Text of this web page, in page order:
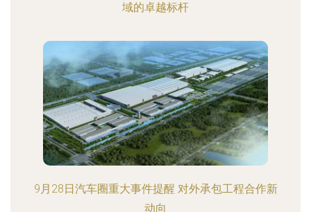
域的卓越标杆
9月28日汽车圈重大事件提醒 对外承包工程合作新
动向